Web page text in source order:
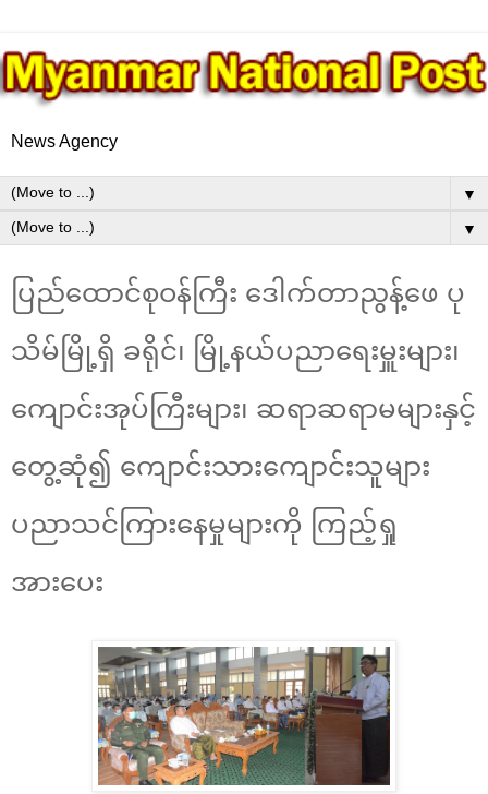
News Agency
▼
▼
ပြည်ထောင်စုဝန်ကြီး ဒေါက်တာညွန့်ဖေ ပု
သိမ်မြို့ရှိ ခရိုင်၊ မြို့နယ်ပညာရေးမှူးများ၊
ကျောင်းအုပ်ကြီးများ၊ ဆရာဆရာမများနှင့်
တွေ့ဆုံ၍ ကျောင်းသားကျောင်းသူများ
ပညာသင်ကြားနေမှုများကို ကြည့်ရှု
အားပေး